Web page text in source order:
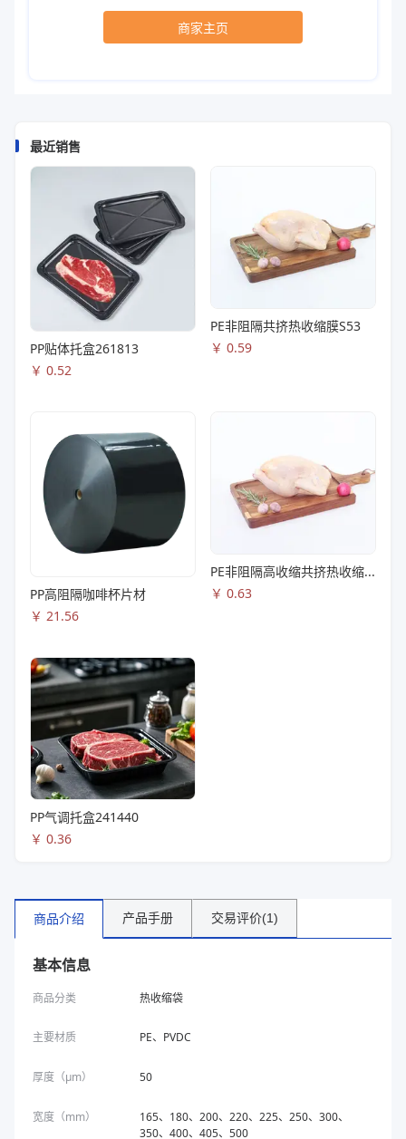
商家主页
最近销售
PP贴体托盒261813
￥ 0.52
PE非阻隔共挤热收缩膜S53
￥ 0.59
PP高阻隔咖啡杯片材
￥ 21.56
PE非阻隔高收缩共挤热收缩膜S83
￥ 0.63
PP气调托盒241440
￥ 0.36
商品介绍 产品手册 交易评价(1)
基本信息
商品分类 热收缩袋
主要材质 PE、PVDC
厚度（μm） 50
宽度（mm）
165、180、200、220、225、250、300、
350、400、405、500